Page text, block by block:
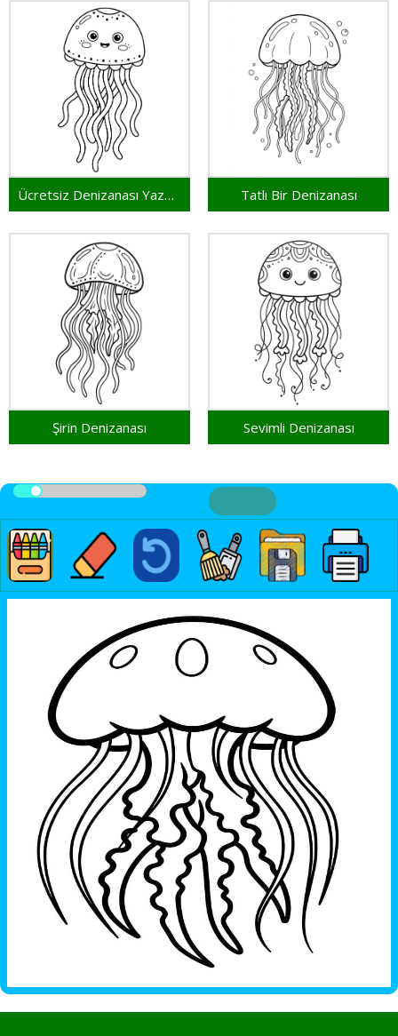
Ücretsiz Denizanası Yazdırılabilir Tatlı Bir Denizanası
Şirin Denizanası Sevimli Denizanası